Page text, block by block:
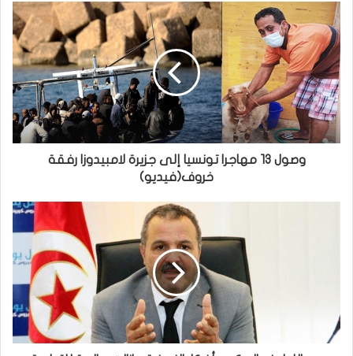
وصول 13 مهاجرا تونسيا إلى جزيرة لامبيدوزا رفقة
خروف(فيديو)